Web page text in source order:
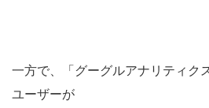
一方で、「グーグルアナリティク
ユーザーが